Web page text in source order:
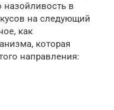
назойливость в
на следующий
как
которая
направления: